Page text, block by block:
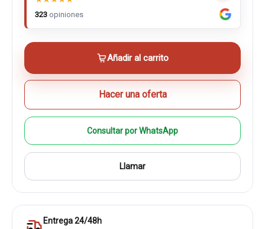
323 opiniones
Añadir al carrito
Hacer una oferta
Consultar por WhatsApp
Llamar
Entrega 24/48h